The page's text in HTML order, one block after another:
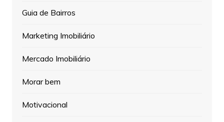
Guia de Bairros
Marketing Imobiliário
Mercado Imobiliário
Morar bem
Motivacional